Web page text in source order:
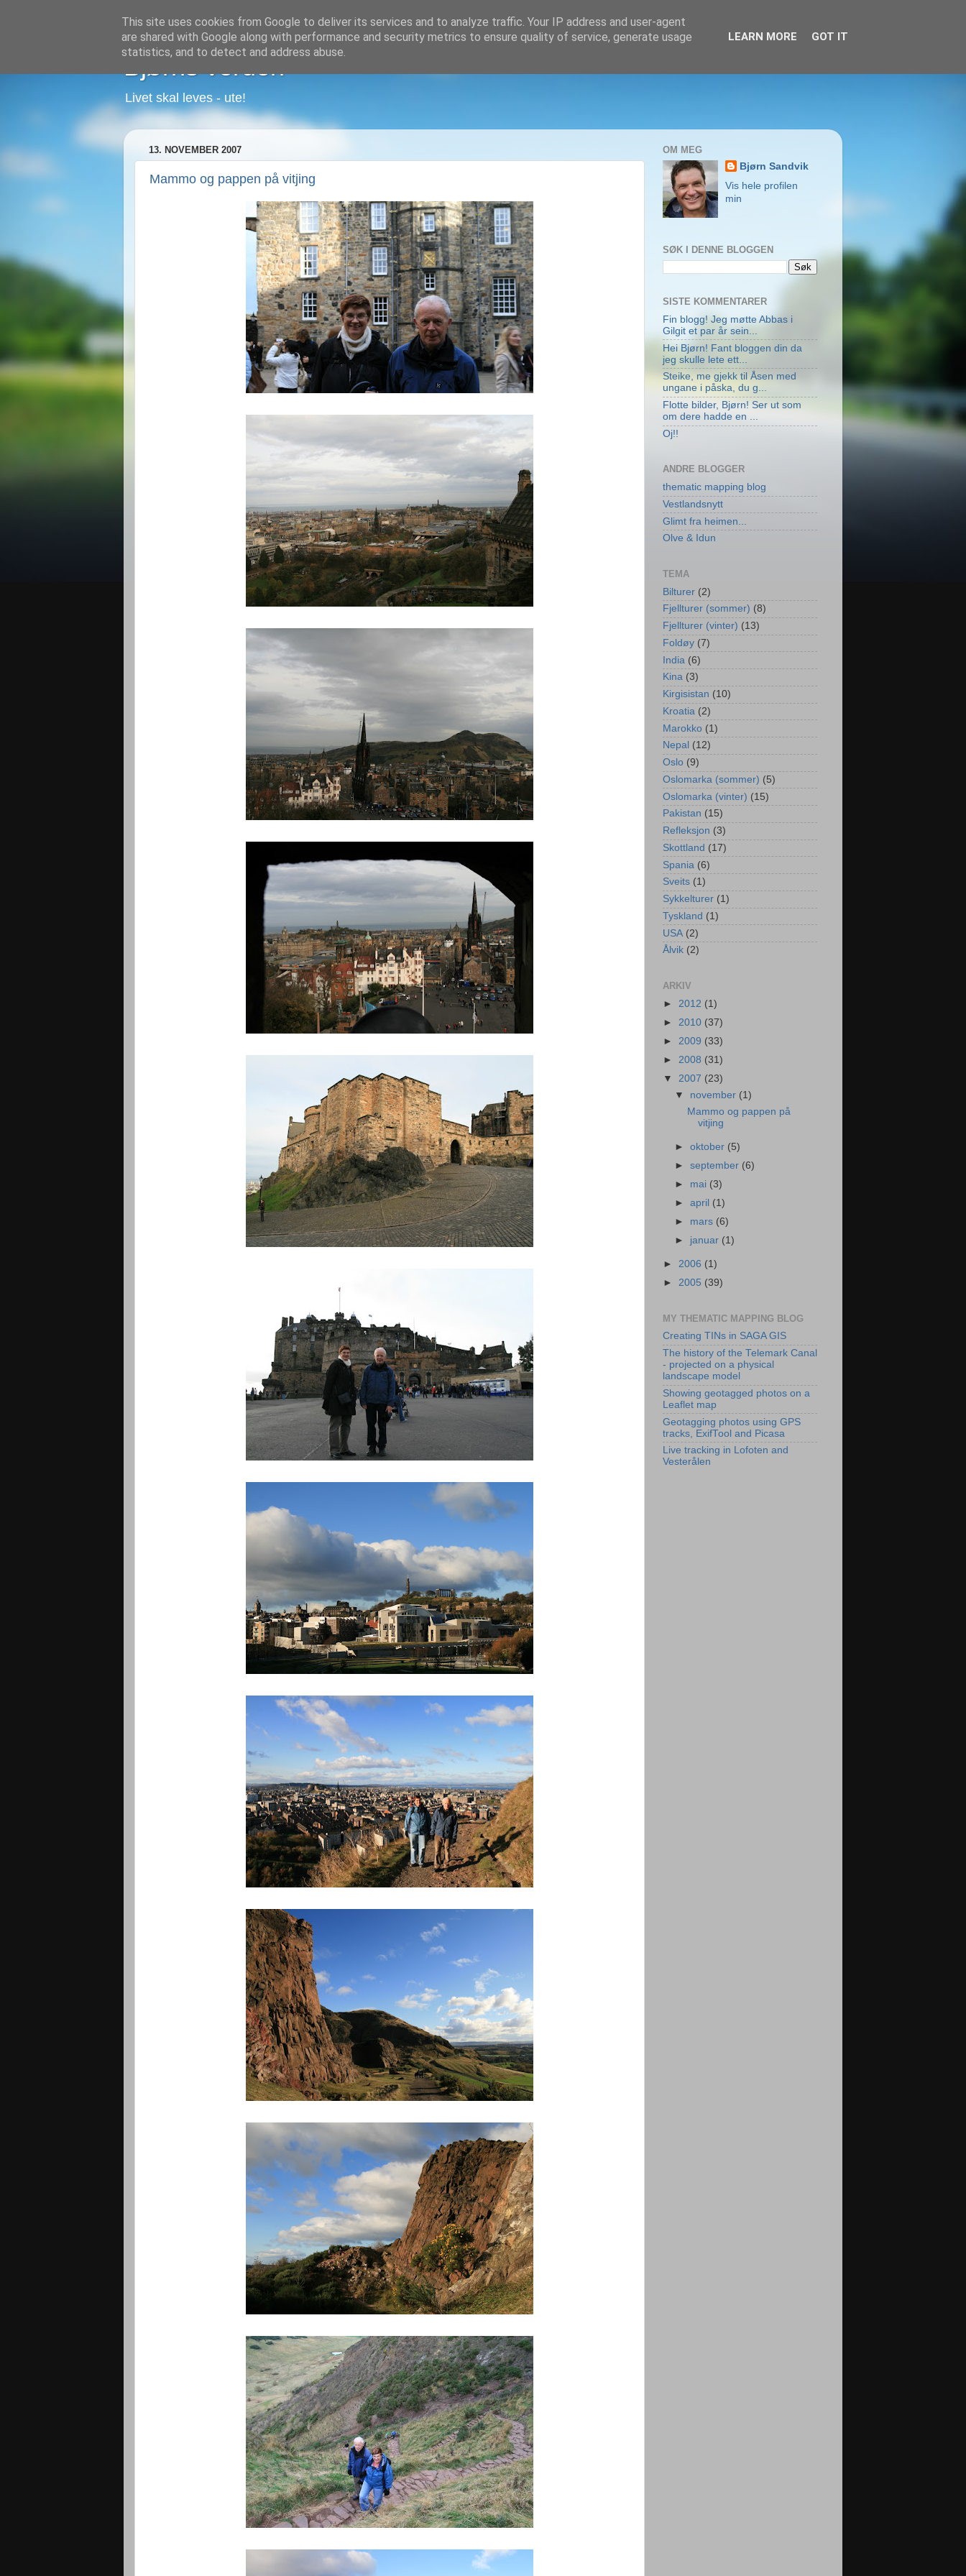
Bjørns verden
Livet skal leves - ute!
13. NOVEMBER 2007
Mammo og pappen på vitjing
OM MEG
Bjørn Sandvik
Vis hele profilen
min
SØK I DENNE BLOGGEN
SISTE KOMMENTARER
Fin blogg! Jeg møtte Abbas i
Gilgit et par år sein...
Hei Bjørn! Fant bloggen din da
jeg skulle lete ett...
Steike, me gjekk til Åsen med
ungane i påska, du g...
Flotte bilder, Bjørn! Ser ut som
om dere hadde en ...
Oj!!
ANDRE BLOGGER
thematic mapping blog
Vestlandsnytt
Glimt fra heimen...
Olve & Idun
TEMA
Bilturer (2)
Fjellturer (sommer) (8)
Fjellturer (vinter) (13)
Foldøy (7)
India (6)
Kina (3)
Kirgisistan (10)
Kroatia (2)
Marokko (1)
Nepal (12)
Oslo (9)
Oslomarka (sommer) (5)
Oslomarka (vinter) (15)
Pakistan (15)
Refleksjon (3)
Skottland (17)
Spania (6)
Sveits (1)
Sykkelturer (1)
Tyskland (1)
USA (2)
Ålvik (2)
ARKIV
► 2012 (1)
► 2010 (37)
► 2009 (33)
► 2008 (31)
▼ 2007 (23)
▼ november (1)
Mammo og pappen på
vitjing
►oktober (5)
►september (6)
► mai (3)
►april (1)
► mars (6)
► januar (1)
► 2006 (1)
► 2005 (39)
MY THEMATIC MAPPING BLOG
Creating TINs in SAGA GIS
The history of the Telemark Canal
- projected on a physical
landscape model
Showing geotagged photos on a
Leaflet map
Geotagging photos using GPS
tracks, ExifTool and Picasa
Live tracking in Lofoten and
Vesterålen
This site uses cookies from Google to deliver its services and to analyze traffic. Your IP address and user-agent
are shared with Google along with performance and security metrics to ensure quality of service, generate usage
statistics, and to detect and address abuse.
LEARN MORE GOT IT